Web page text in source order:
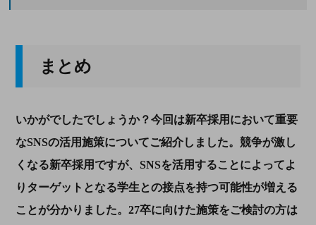
まとめ
いかがでしたでしょうか？今回は新卒採用において重要
なSNSの活用施策についてご紹介しました。競争が激し
くなる新卒採用ですが、SNSを活用することによってよ
りターゲットとなる学生との接点を持つ可能性が増える
ことが分かりました。27卒に向けた施策をご検討の方は